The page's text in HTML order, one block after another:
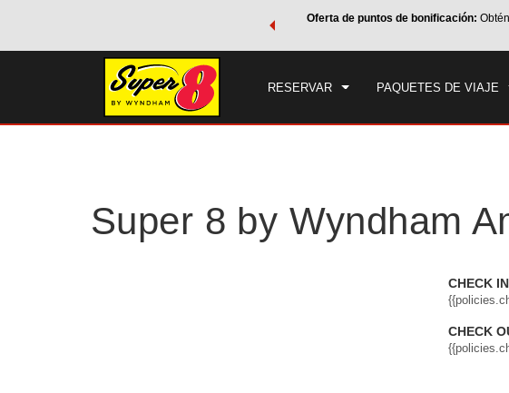
de Wyndham, además, gana puntos Wyndham Rewards
Oferta de puntos de bonificación:
RESERVAR PAQUETES DE VIAJE
CHECK IN
Super 8 by Wyndham
CHECK IN
CHECK